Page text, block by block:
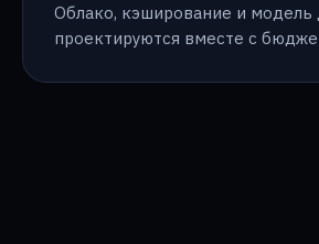
Облако, кэширование и модель
проектируются вместе с